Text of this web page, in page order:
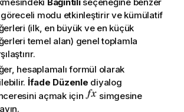
modu etkinleştirir ve kümülatif
(ilk, en büyük ve en küçük
temel alan) genel toplamla
hesaplamalı formül olarak
İfade Düzenle diyalog
açmak için
simgesine